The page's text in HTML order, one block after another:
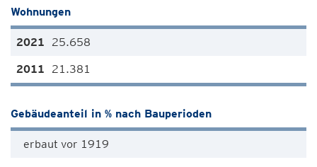
Wohnungen
25.658
21.381
Gebäudeanteil in % nach Bauperioden
erbaut vor 1919